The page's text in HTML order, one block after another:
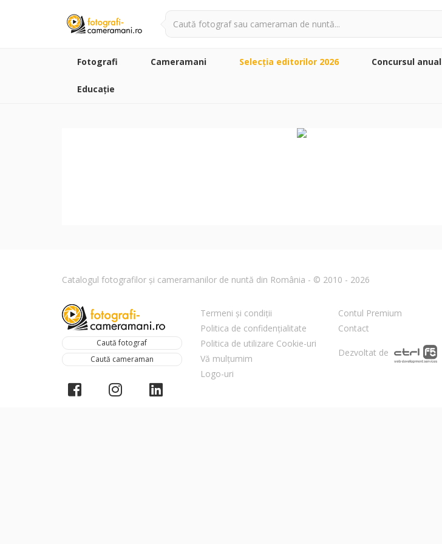
Fotografi Cameramani Selecţia editorilor 2026 Concursul anual
Educație
Catalogul fotografilor și cameramanilor de nuntă din România - © 2010 - 2026
Caută fotograf
Caută cameraman
Termeni și condiții
Politica de confidențialitate
Politica de utilizare Cookie-uri
Vă mulțumim
Logo-uri
Contul Premium
Contact
Dezvoltat de